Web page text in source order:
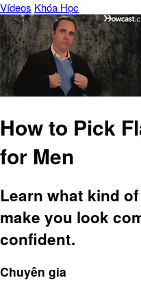
Vídeos Khóa Học
How to Pick
for Men
Learn what kind
make you look
confident.
Chuyên gia